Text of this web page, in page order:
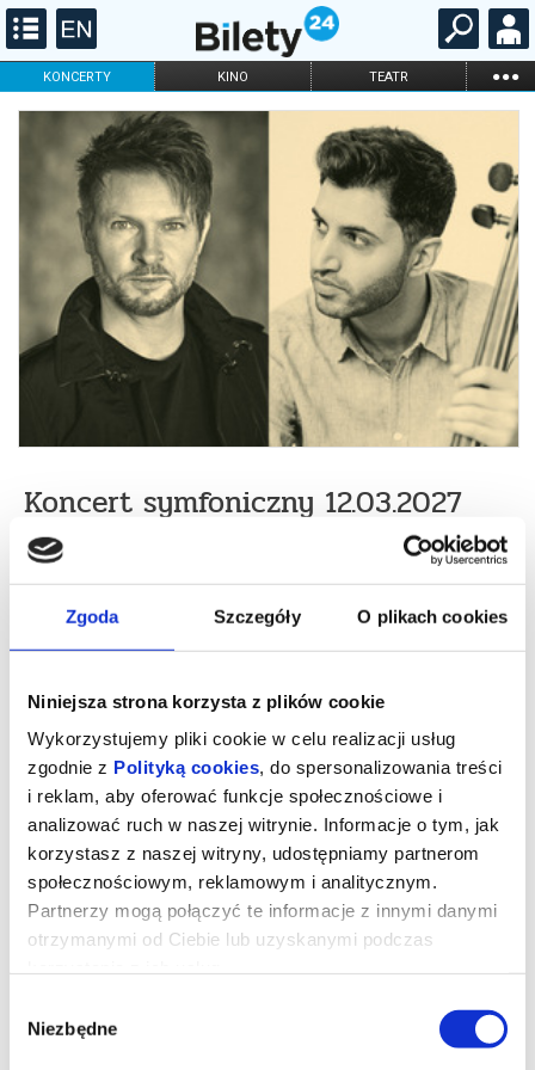
Zgoda Szczegóły O plikach cookies
Niniejsza strona korzysta z plików cookie
Wykorzystujemy pliki cookie w celu realizacji usług
zgodnie z Polityką cookies, do spersonalizowania treści
i reklam, aby oferować funkcje społecznościowe i
analizować ruch w naszej witrynie. Informacje o tym, jak
korzystasz z naszej witryny, udostępniamy partnerom
społecznościowym, reklamowym i analitycznym.
Partnerzy mogą połączyć te informacje z innymi danymi
otrzymanymi od Ciebie lub uzyskanymi podczas
zgody
Niezbędne
KONCERTY KINO TEATR ...
FILHARMONIA OPERA I BALET
DLA DZIECI
KARNETY
Koncert symfoniczny 12.03.2027
g.19:30
Sala Koncertowa / Abonament Symfoniczne Piątki 1, Złote Piątki
(dawne A1,Z1)
Wykonawcy:
Orkiestra Filharmonii Narodowej
Kian Soltani - wiolonczela
Grażyna Bacewicz
Scherzo (instrum. Krzysztof Urbański) [4']
Edward Elgar
Koncert wiolonczelowy e-moll op. 85 [30']
... przerwa [20']
*******